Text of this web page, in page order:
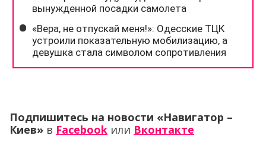
Подпишитесь на новости «Навигатор –
Киев» в Facebook или Вконтакте